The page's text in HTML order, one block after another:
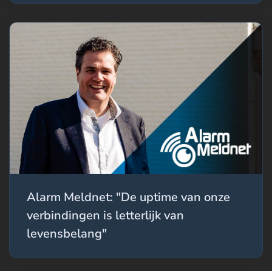
Alarm Meldnet: "De uptime van onze
verbindingen is letterlijk van
levensbelang"